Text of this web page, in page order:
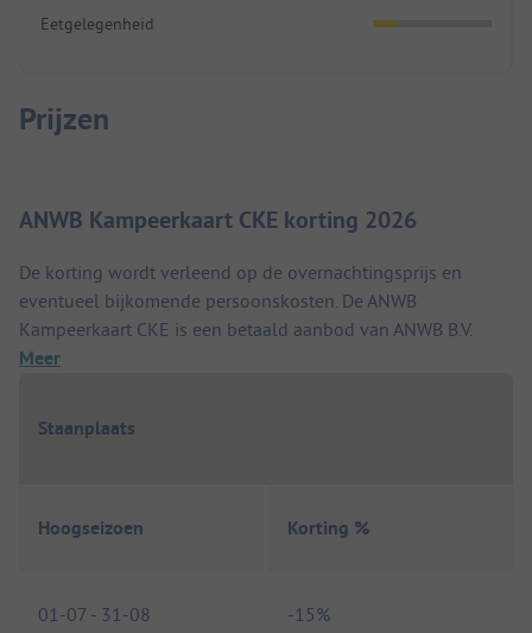
Eetgelegenheid
Prijzen
ANWB Kampeerkaart CKE korting 2026
De korting wordt verleend op de overnachtingsprijs en
eventueel bijkomende persoonskosten. De ANWB
Kampeerkaart CKE is een betaald aanbod van ANWB B.V.
Meer
Staanplaats
Hoogseizoen Korting %
01-07 - 31-08 -15%